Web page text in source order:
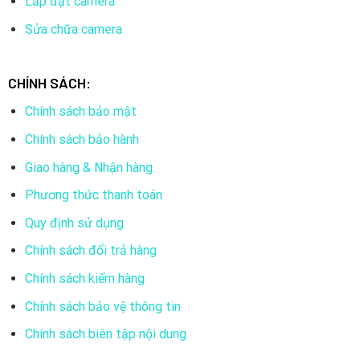
Tầm xa hồng ngoại 30m với công nghệ hồng ngoại
Sửa chữa camera
CHÍNH SÁCH:
Chính sách bảo mật
Chính sách bảo hành
Giao hàng & Nhận hàng
Phương thức thanh toán
Quy định sử dụng
Chính sách đổi trả hàng
Chính sách kiểm hàng
Chính sách bảo vệ thông tin
Chính sách biên tập nội dung